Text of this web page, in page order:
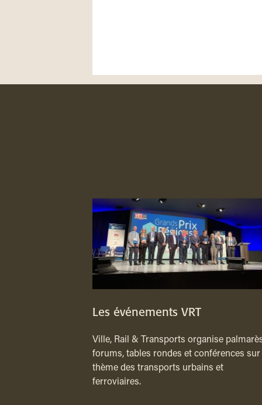
Les événements VRT
Ville, Rail & Transports organise
forums, tables rondes et conférences sur
thème des transports urbains et
ferroviaires.